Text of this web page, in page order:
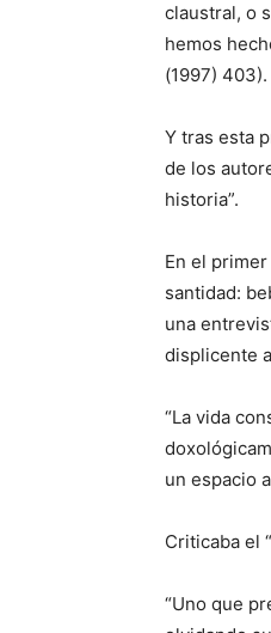
claustral, o
hemos
(1997) 403).
Y tras esta
de los
historia”.
En el
santidad:
una
displicente
“La vida
un espacio
Criticaba el
“Uno que